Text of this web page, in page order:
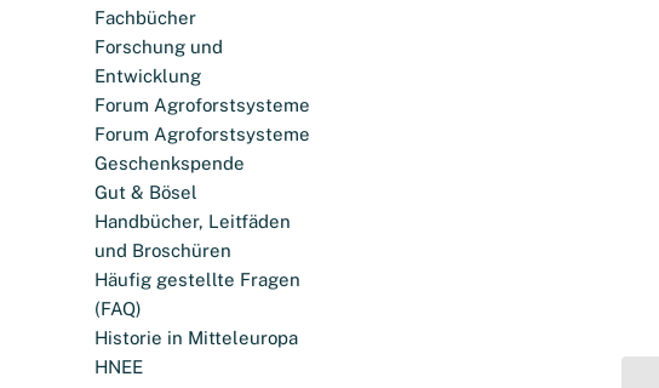
Fachbücher
Forschung und
Entwicklung
Forum Agroforstsysteme
Forum Agroforstsysteme
Geschenkspende
Gut & Bösel
Handbücher, Leitfäden
und Broschüren
Häufig gestellte Fragen
(FAQ)
Historie in Mitteleuropa
HNEE